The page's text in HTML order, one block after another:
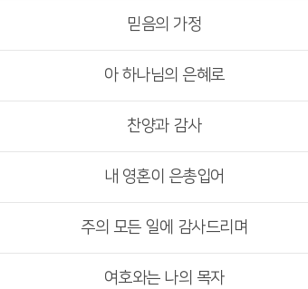
믿음의 가정
아 하나님의 은혜로
찬양과 감사
내 영혼이 은총입어
주의 모든 일에 감사드리며
여호와는 나의 목자